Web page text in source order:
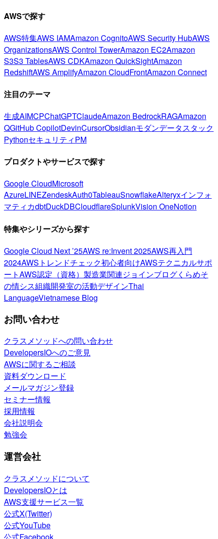
AWSで探す
AWS特集AWS IAMAmazon CognitoAWS Security HubAWS
OrganizationsAWS Control TowerAmazon EC2Amazon
S3S3 TablesAWS CDKAmazon QuickSightAmazon
RedshiftAWS AmplifyAmazon CloudFrontAmazon Connect
注目のテーマ
生成AIMCPChatGPTClaudeAmazon BedrockRAGAmazon
QGitHub CopilotDevinCursorObsidianモダンデータスタック
PythonセキュリティPM
プロダクトやサービスで探す
Google CloudMicrosoft
AzureLINEZendeskAuth0TableauSnowflakeAlteryxインフォ
マティカdbtDuckDBCloudflareSplunkVision OneNotion
特集やシリーズから探す
Google Cloud Next ’25AWS re:Invent 2025AWS再入門
2024AWSトレンドチェック初心者向けAWSテクニカルサポ
ートAWS認定（資格） 製造業関連ジョインブログくらめそ
の情シス組織開発室の活動デザインThai
LanguageVietnamese Blog
お問い合わせ
クラスメソッドへの問い合わせ
DevelopersIOへのご意見
AWSに関するご相談
資料ダウンロード
メールマガジン登録
セミナー情報
採用情報
会社説明会
勉強会
運営会社
クラスメソッドについて
DevelopersIOとは
AWS支援サービス一覧
公式X(Twitter)
公式YouTube
公式Facebook